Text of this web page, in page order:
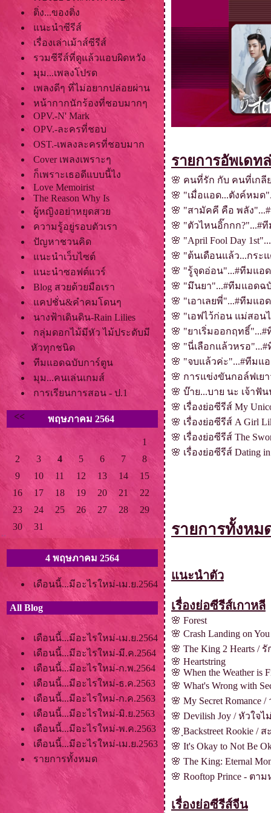
ติ่ง...ของติ่ง
นะนำซีรีส์
เรื่องเล่าเม้าส์ซีรีส์
รวมซีรีส์ที่ดูแล้วแอบผิดหวัง
มุม...เพลงโปรด
เพลงดีๆ ที่ไม่อยากปล่อยผ่าน
หน้ากากนักร้องที่ชอบมากๆ
OPV.-N' Mark
OPV.-ละครที่ชอบ
OST.-เพลงละครที่ชอบมาก
Cover เพลงเพราะๆ
ก็เพราะเธอดีแบบนี้ไง
Love Memoirist
The Reason Why Is
ผู้หญิงอย่าหยุดสว
ความรู้อยู่รอบตัวเรา
ปัญหาชวนคิด
นะนำเว็บไซต์
นะนำซอฟต์แวร์
Blog สวยด้วยมือเรา
คปชั่น&คำคมโดนๆ
นางฟ้าเดินดิน-Rain Lilies
กลุ่มดอกไม้มีหัว ไม้ประดับมี
หัวทุกชนิด
ทีมแอดฉบับการ์ตูน
มุม...คนเล่นเกมส์
การเรียนการสอน - ป.1
<< พฤษภาคม 2564
1
2
3 4 5 6 7
8
9
10 11 12 13 14
15
16
17 18 19 20 21
22
23
24 25 26 27 28
29
30
31
4 พฤษภาคม 2564
เดือนนี้...มีอะไรใหม่-เม.ย.2564
All Blog
เดือนนี้...มีอะไรใหม่-เม.ย.2564
เดือนนี้...มีอะไรใหม่-มี.ค.2564
เดือนนี้...มีอะไรใหม่-ก.พ.2564
เดือนนี้...มีอะไรใหม่-ธ.ค.2563
เดือนนี้...มีอะไรใหม่-ก.ค.2563
เดือนนี้...มีอะไรใหม่-มิ.ย.2563
เดือนนี้...มีอะไรใหม่-พ.ค.2563
เดือนนี้...มีอะไรใหม่-เม.ย.2563
รายการทั้งหมด
รายการอัพเดท
🌸 คนที่รัก กับ คนที่เกลี
🌸 "เมื่อแอด...ตังค์หม
🌸 "สามัคคี คือ พลัง
🌸 "ตัวไหนอิ๊กกก?"...#
🌸 "April Fool Day
🌸 "ต้นเดือนแล้ว...กระ
🌸 "รู้จุดอ่อน"...#ทีมแอ
🌸 "มึนยา"...#ทีมแอดฉ
🌸 "เอาเลยพี่"...#ทีมแ
🌸 "เอฟไว้ก่อน แม่สอน
🌸 "ยาเริ่มออกฤทธิ์
🌸 "นี่เลือกแล้วหรอ
🌸 "จบแล้วค่ะ"...#ทีมแ
🌸 การแข่งขันกอล์ฟเยา
🌸 บ๊าย...บาย นะ เจ้าฟั
🌸 เรื่องย่อซีรีส์ My
🌸 เรื่องย่อซีรีส์ A Girl
🌸 เรื่องย่อซีรีส์ The
🌸 เรื่องย่อซีรีส์ Dating
รายการทั้งหม
นะนำตัว
เรื่องย่อซีรีส์เกาหลี
🌸 Forest
🌸 Crash Landing on
🌸 The King 2 Hearts /
🌸 Heartstring
🌸 When the Weather is
🌸 What's Wrong with
🌸 My Secret
🌸 Devilish Joy / หัวใจไ
🌸 Backstreet Rookie /
🌸 It's Okay to Not Be
🌸 The King: Eternal
🌸 Rooftop Prince - ตา
เรื่องย่อซีรีส์จีน